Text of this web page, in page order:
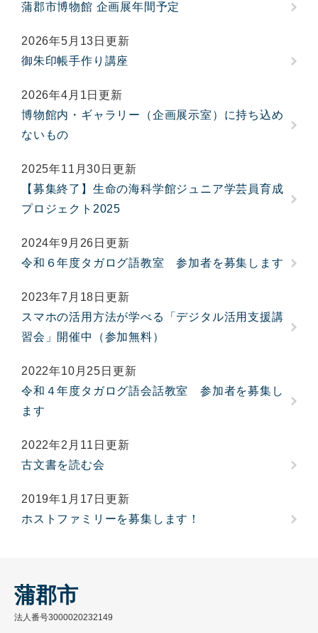
蒲郡市博物館 企画展年間予定
2026年5月13日更新
御朱印帳手作り講座
2026年4月1日更新
博物館内・ギャラリー（企画展示室）に持ち込め
ないもの
2025年11月30日更新
【募集終了】生命の海科学館ジュニア学芸員育成
プロジェクト2025
2024年9月26日更新
令和６年度タガログ語教室 参加者を募集します
2023年7月18日更新
スマホの活用方法が学べる「デジタル活用支援講
習会」開催中（参加無料）
2022年10月25日更新
令和４年度タガログ語会話教室 参加者を募集し
ます
2022年2月11日更新
古文書を読む会
2019年1月17日更新
ホストファミリーを募集します！
蒲郡市
法人番号3000020232149